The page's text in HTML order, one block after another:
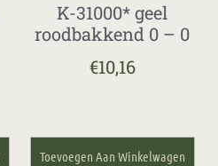
K-31000* geel
roodbakkend 0 – 0
€10,16
Toevoegen Aan Winkelwagen